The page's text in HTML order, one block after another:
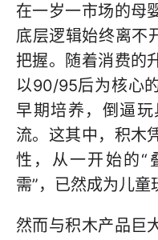
在一岁一市场的母
底层逻辑始终离不
把握。随着消费的
以90/95后为核心
早期培养，倒逼
流。这其中，积木
性，从一开始的“
需”，已然成为儿童
然而与积木产品巨